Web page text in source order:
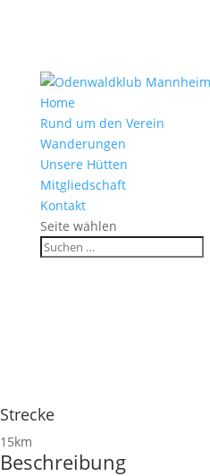
Home
Rund um den Verein
Wanderungen
Unsere Hütten
Mitgliedschaft
Kontakt
Seite wählen
Strecke
15km
Beschreibung